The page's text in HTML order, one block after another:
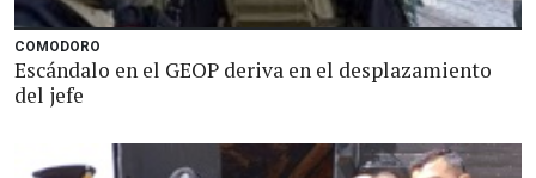
COMODORO
Escándalo en el GEOP deriva en el desplazamiento
del jefe